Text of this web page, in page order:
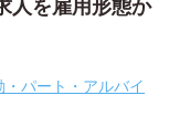
人を雇用形態か
・パート・アルバイ